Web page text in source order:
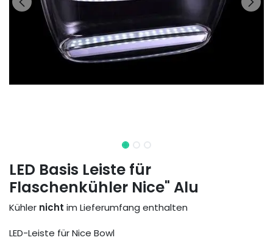
LED Basis Leiste für
Flaschenkühler Nice" Alu
Kühler nicht im Lieferumfang enthalten
LED-Leiste für Nice Bowl